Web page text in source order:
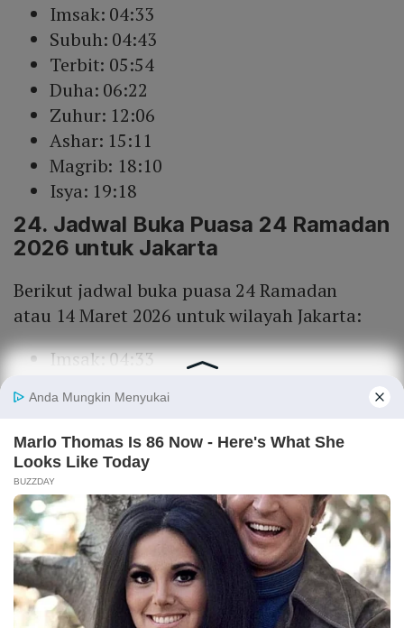
Imsak: 04:33
Subuh: 04:43
Terbit: 05:54
Duha: 06:22
Zuhur: 12:06
Ashar: 15:11
Magrib: 18:10
Isya: 19:18
24. Jadwal Buka Puasa 24 Ramadan
2026 untuk Jakarta
Berikut jadwal buka puasa 24 Ramadan
atau 14 Maret 2026 untuk wilayah Jakarta:
Imsak: 04:33
Terbit: 05:54
Duha: 06:21
Zuhur: 12:05
Ashar: 15:11
Magrib: 18:09
Isya: 19:18
25. Jadwal Buka Puasa 25 Ramadan
2026 untuk Jakarta